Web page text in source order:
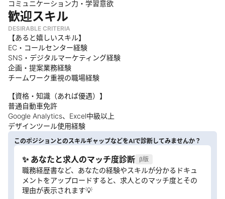
コミュニケーション力・学習意欲
歓迎スキル
DESIRABLE CRITERIA
【あると嬉しいスキル】
EC・コールセンター経験
SNS・デジタルマーケティング経験
企画・提案業務経験
チームワーク重視の職場経験
【資格・知識（あれば優遇）】
普通自動車免許
Google Analytics、Excel中級以上
デザインツール使用経験
このポジションとのスキルギャップなどをAIで診断してみませんか？
✨ あなたと求人のマッチ度診断 β版
職務経歴書など、あなたの経験やスキルが分かるドキュ
メントをアップロードすると、求人とのマッチ度とその
理由が表示されます💡